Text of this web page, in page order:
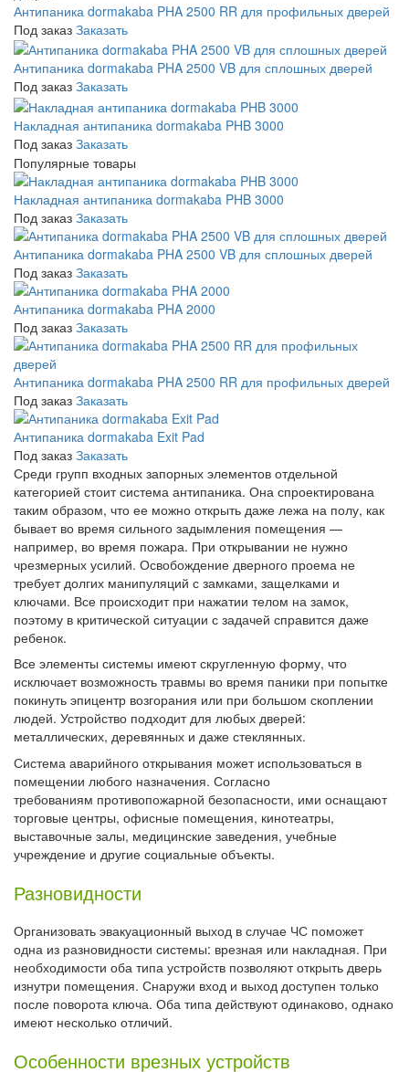
Антипаника dormakaba PHA 2500 RR для профильных дверей
Под заказ Заказать
Антипаника dormakaba PHA 2500 VB для сплошных дверей
Под заказ Заказать
Накладная антипаника dormakaba PHB 3000
Под заказ Заказать
Популярные товары
Накладная антипаника dormakaba PHB 3000
Под заказ Заказать
Антипаника dormakaba PHA 2500 VB для сплошных дверей
Под заказ Заказать
Антипаника dormakaba PHA 2000
Под заказ Заказать
Антипаника dormakaba PHA 2500 RR для профильных дверей
Под заказ Заказать
Антипаника dormakaba Exit Pad
Под заказ Заказать
Среди групп входных запорных элементов отдельной
категорией стоит система антипаника. Она спроектирована
таким образом, что ее можно открыть даже лежа на полу, как
бывает во время сильного задымления помещения —
например, во время пожара. При открывании не нужно
чрезмерных усилий. Освобождение дверного проема не
требует долгих манипуляций с замками, защелками и
ключами. Все происходит при нажатии телом на замок,
поэтому в критической ситуации с задачей справится даже
ребенок.
Все элементы системы имеют скругленную форму, что
исключает возможность травмы во время паники при попытке
покинуть эпицентр возгорания или при большом скоплении
людей. Устройство подходит для любых дверей:
металлических, деревянных и даже стеклянных.
Система аварийного открывания может использоваться в
помещении любого назначения. Согласно
требованиям противопожарной безопасности, ими оснащают
торговые центры, офисные помещения, кинотеатры,
выставочные залы, медицинские заведения, учебные
учреждение и другие социальные объекты.
Разновидности
Организовать эвакуационный выход в случае ЧС поможет
одна из разновидности системы: врезная или накладная. При
необходимости оба типа устройств позволяют открыть дверь
изнутри помещения. Снаружи вход и выход доступен только
после поворота ключа. Оба типа действуют одинаково, однако
имеют несколько отличий.
Особенности врезных устройств